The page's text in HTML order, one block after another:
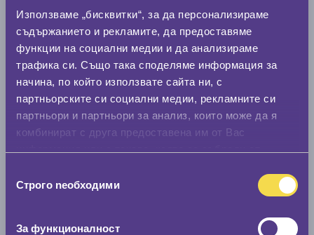
Използваме „бисквитки“, за да персонализираме
съдържанието и рекламите, да предоставяме
функции на социални медии и да анализираме
трафика си. Също така споделяме информация за
начина, по който използвате сайта ни, с
партньорските си социални медии, рекламните си
партньори и партньори за анализ, които може да я
комбинират с друга предоставена им от Вас
наСтрого nеобходими
За функционалност
Нов размер
Стар размер